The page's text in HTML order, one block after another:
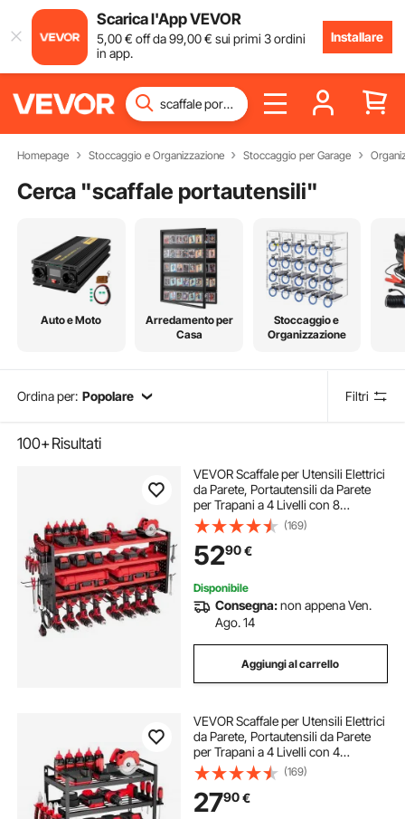
Scarica l'App VEVOR
5,00€ off da99,00€ sui primi 3 ordini
in app.
Installare
Homepage Stoccaggio e Organizzazione Stoccaggio per Garage
Cerca "scaffale portautensili"
Auto e Moto
Arredamento per
Casa
Stoccaggio e
Organizzazione
Ordina per: Popolare Filtri
100+Risultati
VEVOR Scaffale per Utensili Elettrici
da Parete, Portautensili da Parete
per Trapani a 4 Livelli con 8
Supporti per Trapano, Portaoggetti
con Pannelli Forati Laterali, per
Utensili da Garage Officina
(169)
5290€
Disponibile
Consegna:non appena Ven.
Ago. 14
Aggiungi al carrello
VEVOR Scaffale per Utensili Elettrici
da Parete, Portautensili da Parete
per Trapani a 4 Livelli con 4
Supporti per Trapano, Portaoggetti
con Supporto per Cacciavite, per
Utensili da Garage Officina
(169)
2790€